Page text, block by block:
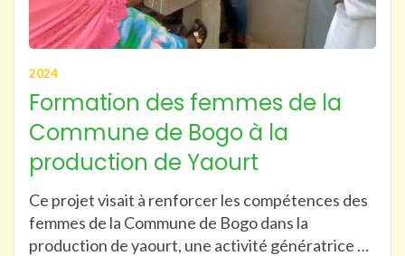
2024
Formation des femmes de la
Commune de Bogo à la
production de Yaourt
Ce projet visait à renforcer les compétences des
femmes de la Commune de Bogo dans la
production de yaourt, une activité génératrice de